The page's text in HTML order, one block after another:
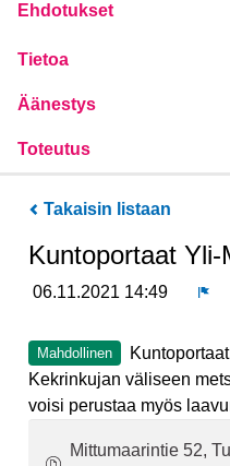
Ehdotukset
Tietoa
Äänestys
Toteutus
Takaisin listaan
Kuntoportaat Yli-
06.11.2021 14:49
Mahdollinen
Kekrinkujan väliseen
voisi perustaa myös
Mittumaarintie 52,